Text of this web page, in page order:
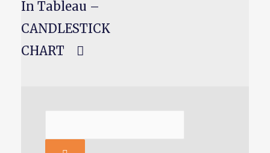
In Tableau –
CANDLESTICK
CHART